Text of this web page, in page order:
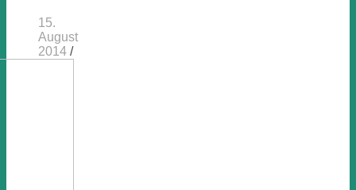
15.
August
2014 /